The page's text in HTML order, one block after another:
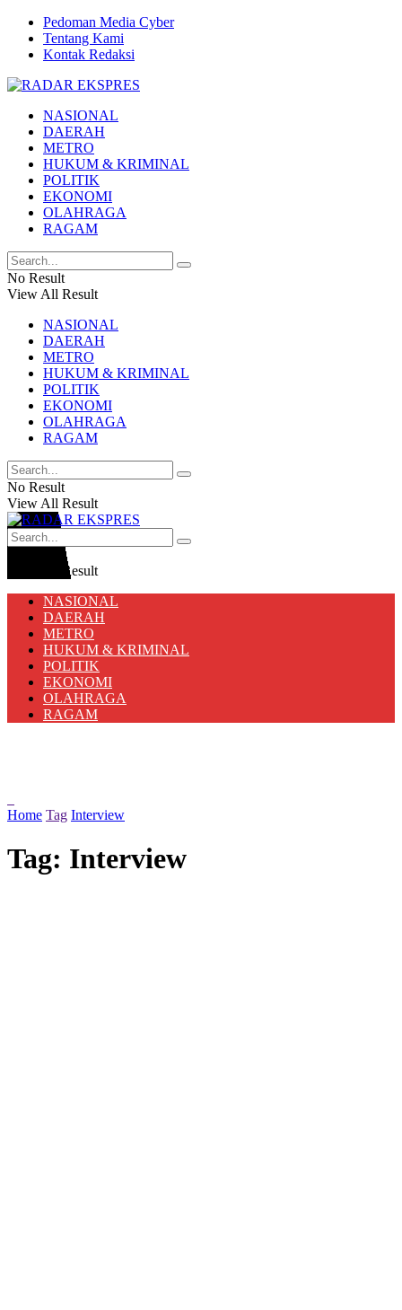
Pedoman Media Cyber
Tentang Kami
Kontak Redaksi
NASIONAL
DAERAH
METRO
HUKUM & KRIMINAL
POLITIK
EKONOMI
OLAHRAGA
RAGAM
No Result
View All Result
NASIONAL
DAERAH
METRO
HUKUM & KRIMINAL
POLITIK
EKONOMI
OLAHRAGA
RAGAM
No Result
View All Result
View All Result
NASIONAL
DAERAH
METRO
HUKUM & KRIMINAL
POLITIK
EKONOMI
OLAHRAGA
RAGAM
Home Tag Interview
Tag: Interview